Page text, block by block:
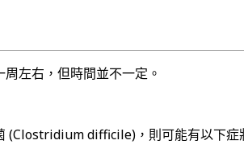
左右，但時間並不一定。
(Clostridium difficile)，則可能有以下症